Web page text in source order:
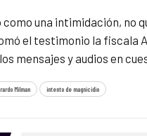
una intimidación, no
el testimonio la fiscala
mensajes y audios en
Milman intento de magnicidio